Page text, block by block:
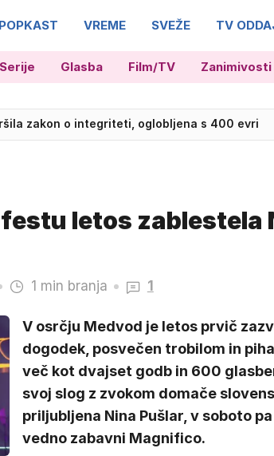
POPKAST VREME SVEŽE TV
Serije Glasba Film/TV Zanimivosti
zakon o integriteti, oglobljena s 400 evri
novi obrazi: boj za županski stolček
letos zablestela
1 min branja 1
V osrčju Medvod je letos prvič
dogodek, posvečen trobilom in
več kot dvajset godb in 600
svoj slog z zvokom domače
priljubljena Nina Pušlar, v soboto
vedno zabavni Magnifico.